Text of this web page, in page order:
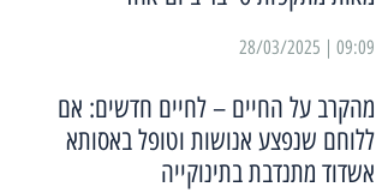
09:09 | 28/03/2025
מהקרב על החיים – לחיים חדשים: אם
ללוחם שנפצע אנושות וטופל באסותא
אשדוד מתנדבת בתינוקייה